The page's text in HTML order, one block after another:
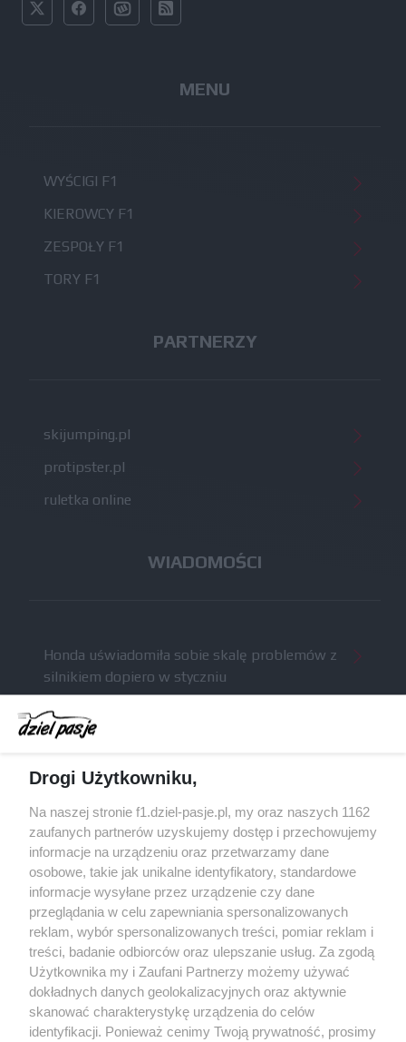
MENU
WYŚCIGI F1
KIEROWCY F1
ZESPOŁY F1
TORY F1
PARTNERZY
skijumping.pl
protipster.pl
ruletka online
WIADOMOŚCI
Honda uświadomiła sobie skalę problemów z
silnikiem dopiero w styczniu
pakiety poprawek w 2026 roku
samochodów F1
McCullough opuści Astona Martina z końcem
2026 roku
Poszkodowani kibice z GP Las Vegas 2023
otrzymają częściowy zwrot pieniędzy
Polityka prywatności © 2004 - 2026 GPmedia
Kopiowanie treści bez
zgody autorów zabronione.
Serwis internetowy, z którego korzystasz, używa plików
cookies. Są to pliki instalowane w urządzeniach
końcowych osób korzystających z serwisu, w celu
administrowania serwisem, poprawy jakości
Drogi Użytkowniku,
Na naszej stronie f1.dziel-pasje.pl, my oraz naszych 1162
zaufanych partnerów uzyskujemy dostęp i przechowujemy
informacje na urządzeniu oraz przetwarzamy dane
osobowe, takie jak unikalne identyfikatory, standardowe
informacje wysyłane przez urządzenie czy dane
przeglądania w celu zapewniania spersonalizowanych
reklam, wybór spersonalizowanych treści, pomiar reklam i
treści, badanie odbiorców oraz ulepszanie usług. Za zgodą
Użytkownika my i Zaufani Partnerzy możemy używać
dokładnych danych geolokalizacyjnych oraz aktywnie
skanować charakterystykę urządzenia do celów
identyfikacji. Ponieważ cenimy Twoją prywatność, prosimy